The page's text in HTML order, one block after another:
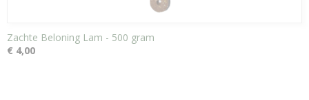
Zachte Beloning Lam - 500 gram
€ 4,00